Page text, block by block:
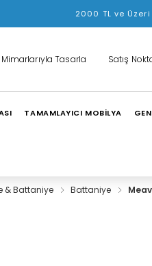
2000 TL ve
Mimarlarıyla Tasarla Satış
TAMAMLAYICI MOBİLYA
& Battaniye Battaniye